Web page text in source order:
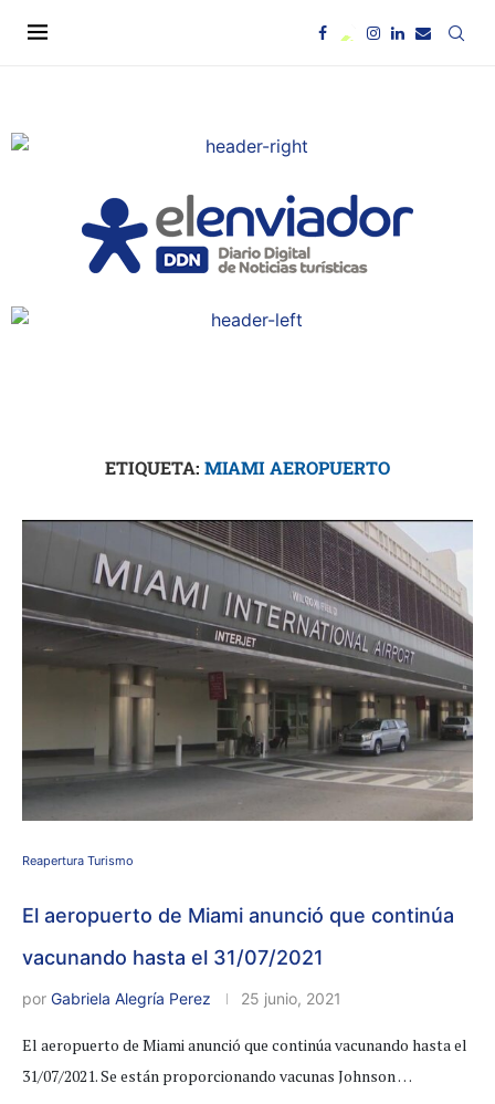
ETIQUETA: MIAMI AEROPUERTO
Reapertura Turismo
El aeropuerto de Miami anunció que continúa
vacunando hasta el 31/07/2021
por Gabriela Alegría Perez 25 junio, 2021
El aeropuerto de Miami anunció que continúa vacunando hasta el
31/07/2021. Se están proporcionando vacunas Johnson …